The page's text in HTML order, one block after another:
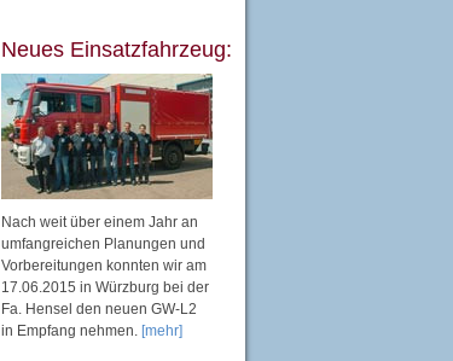
Neues Einsatzfahrzeug:
Nach weit über einem Jahr an
umfangreichen Planungen und
Vorbereitungen konnten wir am
17.06.2015 in Würzburg bei der
Fa. Hensel den neuen GW-L2
in Empfang nehmen. [mehr]